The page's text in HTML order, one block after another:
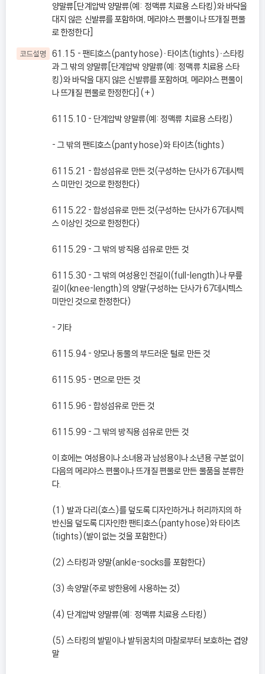
양말류[단계압박 양말류(예: 정맥류 치료용 스타킹)와 바닥을
대지 않은 신발류를 포함하며, 메리야스 편물이나 뜨개질 편물
로 한정한다]
코드설명
61.15 - 팬티호스(panty hose)ㆍ타이츠(tights)ㆍ스타킹
과 그 밖의 양말류[단계압박 양말류(예: 정맥류 치료용 스타
킹)와 바닥을 대지 않은 신발류를 포함하며, 메리야스 편물이
나 뜨개질 편물로 한정한다](+)
6115.10 - 단계압박 양말류(예: 정맥류 치료용 스타킹)
- 그 밖의 팬티호스(panty hose)와 타이츠(tights)
6115.21 - 합성섬유로 만든 것(구성하는 단사가 67데시텍
스 미만인 것으로 한정한다)
6115.22 - 합성섬유로 만든 것(구성하는 단사가 67데시텍
스 이상인 것으로 한정한다)
6115.29 - 그 밖의 방직용 섬유로 만든 것
6115.30 - 그 밖의 여성용인 전길이(full-length)나 무릎
길이(knee-length)의 양말(구성하는 단사가 67데시텍스
미만인 것으로 한정한다)
- 기타
6115.94 - 양모나 동물의 부드러운 털로 만든 것
6115.95 - 면으로 만든 것
6115.96 - 합성섬유로 만든 것
6115.99 - 그 밖의 방직용 섬유로 만든 것
이 호에는 여성용이나 소녀용과 남성용이나 소년용 구분 없이
다음의 메리야스 편물이나 뜨개질 편물로 만든 물품을 분류한
다.
(1) 발과 다리(호스)를 덮도록 디자인하거나 허리까지의 하
반신을 덮도록 디자인한 팬티호스(panty hose)와 타이츠
(tights)(발이 없는 것을 포함한다)
(2) 스타킹과 양말(ankle-socks를 포함한다)
(3) 속양말(주로 방한용에 사용하는 것)
(4) 단계압박 양말류(예: 정맥류 치료용 스타킹)
(5) 스타킹의 발밑이나 발뒤꿈치의 마찰로부터 보호하는 겹양
말